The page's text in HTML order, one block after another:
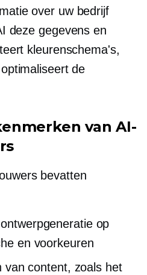
over uw bedrijf
deze gegevens en
kleurenschema's,
de
van AI-
bevatten
op
en voorkeuren
van content, zoals het